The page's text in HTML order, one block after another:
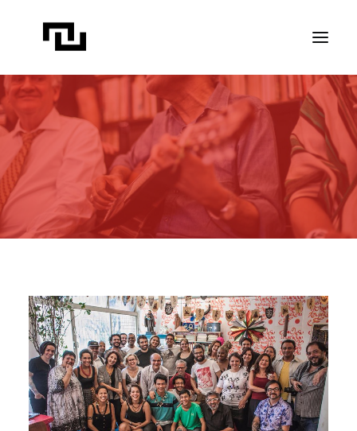
INÍCIO
A CONTATO
PROJETOS
PUBLICAÇÕES
REVISTA ELIPSE